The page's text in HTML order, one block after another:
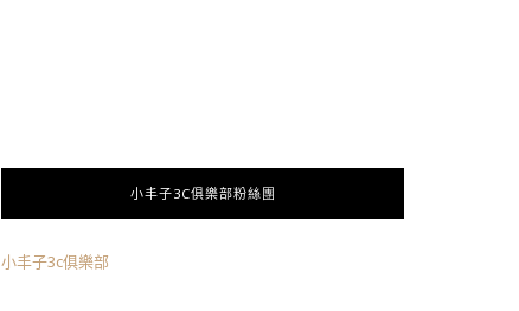
小丰子3C俱樂部粉絲團
小丰子3c俱樂部